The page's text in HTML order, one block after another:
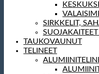
SIRKKELIT,
TAUKOVAUNUT
TELINEET